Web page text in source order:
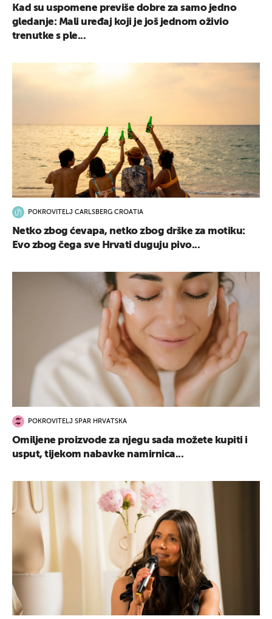
Kad su uspomene previše dobre za samo jedno
gledanje: Mali uređaj koji je još jednom oživio
trenutke s ple...
POKROVITELJ CARLSBERG CROATIA
Netko zbog ćevapa, netko zbog drške za motiku:
Evo zbog čega sve Hrvati duguju pivo...
POKROVITELJ SPAR HRVATSKA
Omiljene proizvode za njegu sada možete kupiti i
usput, tijekom nabavke namirnica...